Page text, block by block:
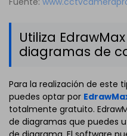
Utiliza
diagramas de
Para la realización de este
puedes optar por
totalmente gratuito.
de diagramas que puedes